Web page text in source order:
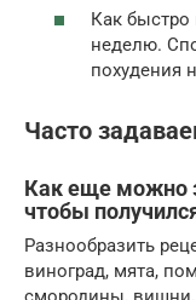
Как быстро
неделю.
похудения
Часто
Как еще можно
чтобы
Разнообразить
виноград, мята,